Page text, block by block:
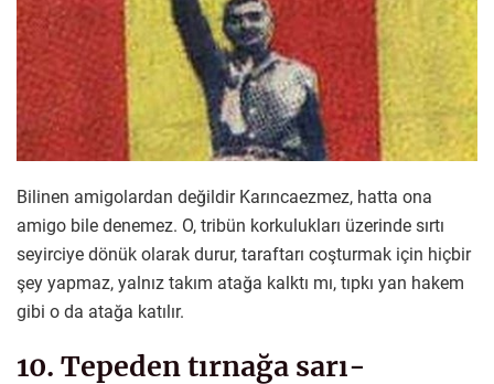
Bilinen amigolardan değildir Karıncaezmez, hatta ona
amigo bile denemez. O, tribün korkulukları üzerinde sırtı
seyirciye dönük olarak durur, taraftarı coşturmak için hiçbir
şey yapmaz, yalnız takım atağa kalktı mı, tıpkı yan hakem
gibi o da atağa katılır.
10. Tepeden tırnağa sarı-